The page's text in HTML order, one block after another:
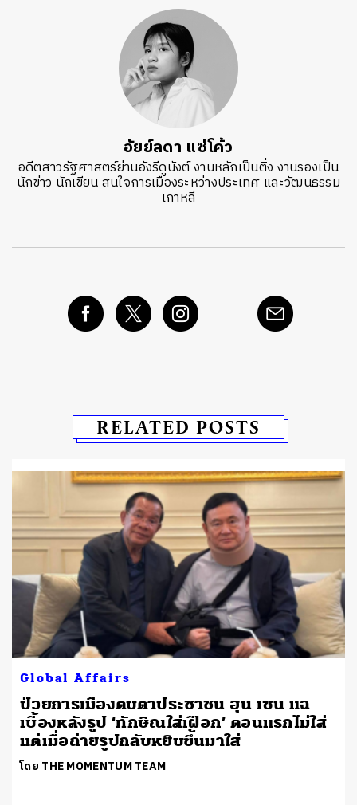
อัยย์ลดา แซ่โค้ว
อดีตสาวรัฐศาสตร์ย่านอังรีดูนังต์ งานหลักเป็นติ่ง งานรองเป็น
นักข่าว นักเขียน สนใจการเมืองระหว่างประเทศ และวัฒนธรรม
เกาหลี
RELATED POSTS
Global Affairs
ป่วยการเมืองตบตาประชาชน ฮุน เซน แฉ
เบื้องหลังรูป ‘ทักษิณใส่เฝือก’ ตอนแรกไม่ใส่
แต่เมื่อถ่ายรูปกลับหยิบขึ้นมาใส่
โดย THE MOMENTUM TEAM